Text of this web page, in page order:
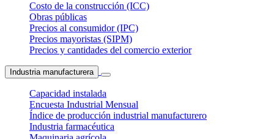
Costo de la construcción (ICC)
Obras públicas
Precios al consumidor (IPC)
Precios mayoristas (SIPM)
Precios y cantidades del comercio exterior
Industria manufacturera
Capacidad instalada
Encuesta Industrial Mensual
Índice de producción industrial manufacturero
Industria farmacéutica